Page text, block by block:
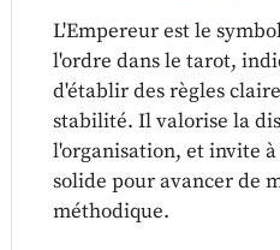
L'Empereur est le
l'ordre dans le tarot,
d'établir des règles
stabilité. Il valorise la
l'organisation, et invite
solide pour avancer de
méthodique.